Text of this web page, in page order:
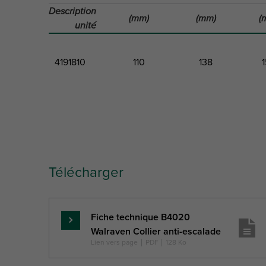
Description
unité
(mm) (mm)
4191810 110 138
référence
D Dist 1
Description
unité
(mm) (mm)
Télécharger
savoir
plus
Fiche technique B4020
Walraven Collier anti-escalade
Lien vers page PDF 128 Ko